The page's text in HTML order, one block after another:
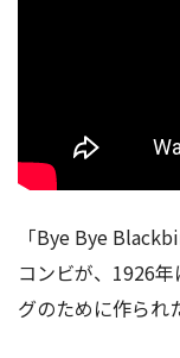
「Bye Bye
コンビが、1926
グのために作られ